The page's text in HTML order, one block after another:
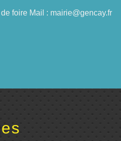
foire Mail : mairie@gencay.fr